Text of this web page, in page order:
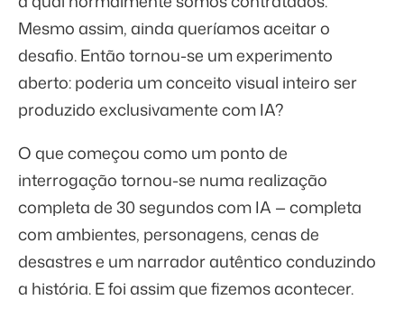
Mesmo assim, ainda queríamos aceitar o
desafio. Então tornou-se um experimento
aberto: poderia um conceito visual inteiro ser
produzido exclusivamente com IA?
O que começou como um ponto de
interrogação tornou-se numa realização
completa de 30 segundos com IA — completa
com ambientes, personagens, cenas de
desastres e um narrador autêntico conduzindo
a história. E foi assim que fizemos acontecer.